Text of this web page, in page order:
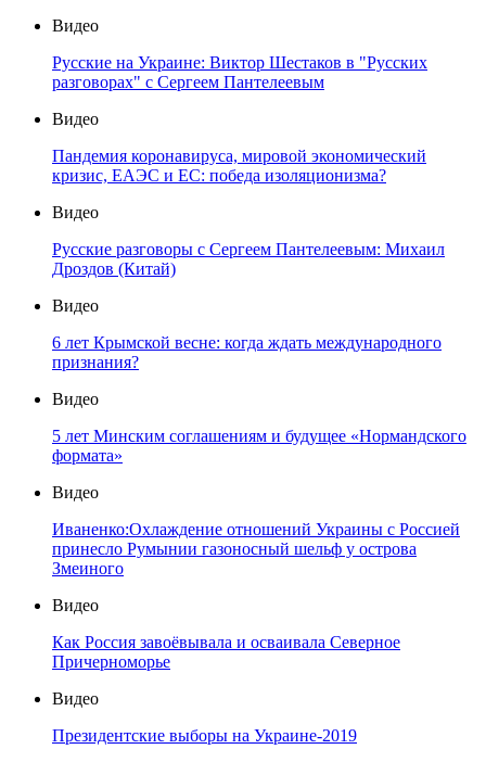
Видео
Русские на Украине: Виктор Шестаков в "Русских
разговорах" с Сергеем Пантелеевым
Видео
Пандемия коронавируса, мировой экономический
кризис, ЕАЭС и ЕС: победа изоляционизма?
Видео
Русские разговоры с Сергеем Пантелеевым: Михаил
Дроздов (Китай)
Видео
6 лет Крымской весне: когда ждать международного
признания?
Видео
5 лет Минским соглашениям и будущее «Нормандского
формата»
Видео
Иваненко:Охлаждение отношений Украины с Россией
принесло Румынии газоносный шельф у острова
Змеиного
Видео
Как Россия завоёвывала и осваивала Северное
Причерноморье
Видео
Президентские выборы на Украине-2019